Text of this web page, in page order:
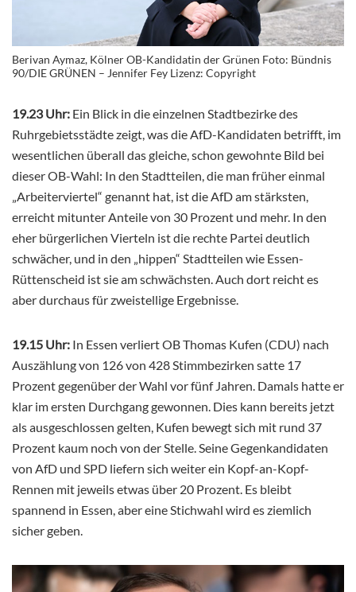
Berivan Aymaz, Kölner OB-Kandidatin der Grünen Foto: Bündnis
90/DIE GRÜNEN – Jennifer Fey Lizenz: Copyright
19.23 Uhr: Ein Blick in die einzelnen Stadtbezirke des
Ruhrgebietsstädte zeigt, was die AfD-Kandidaten betrifft, im
wesentlichen überall das gleiche, schon gewohnte Bild bei
dieser OB-Wahl: In den Stadtteilen, die man früher einmal
„Arbeiterviertel“ genannt hat, ist die AfD am stärksten,
erreicht mitunter Anteile von 30 Prozent und mehr. In den
eher bürgerlichen Vierteln ist die rechte Partei deutlich
schwächer, und in den „hippen“ Stadtteilen wie Essen-
Rüttenscheid ist sie am schwächsten. Auch dort reicht es
aber durchaus für zweistellige Ergebnisse.
19.15 Uhr: In Essen verliert OB Thomas Kufen (CDU) nach
Auszählung von 126 von 428 Stimmbezirken satte 17
Prozent gegenüber der Wahl vor fünf Jahren. Damals hatte er
klar im ersten Durchgang gewonnen. Dies kann bereits jetzt
als ausgeschlossen gelten, Kufen bewegt sich mit rund 37
Prozent kaum noch von der Stelle. Seine Gegenkandidaten
von AfD und SPD liefern sich weiter ein Kopf-an-Kopf-
Rennen mit jeweils etwas über 20 Prozent. Es bleibt
spannend in Essen, aber eine Stichwahl wird es ziemlich
sicher geben.